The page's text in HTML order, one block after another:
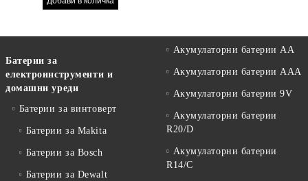
Батерии за
електроинструменти и
домашни уреди
Батерии за винтоверт
Батерии за Makita
Батерии за Bosch
Батерии за Dewalt
Акумулаторни батерии АА
Акумулаторни батерии AAA
Акумулаторни батерии 9V
Акумулаторни батерии
R20/D
Акумулаторни батерии
R14/C